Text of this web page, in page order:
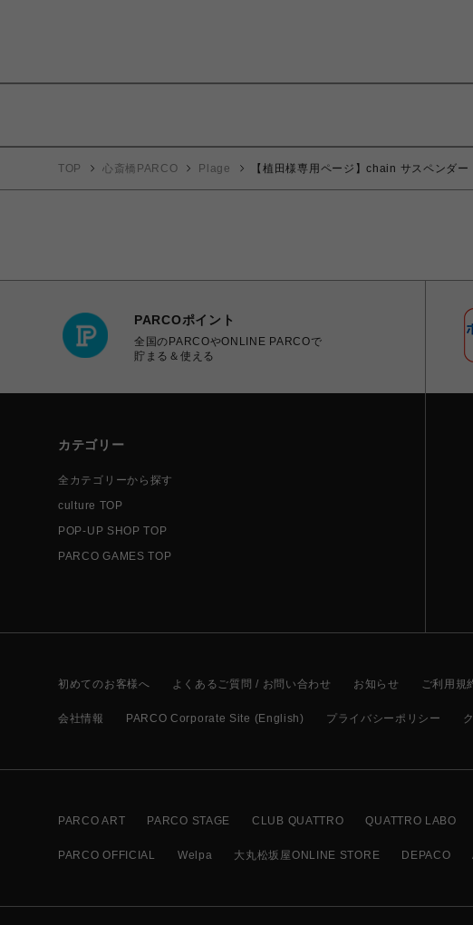
TOP 心斎橋PARCO Plage 【植田様専用ページ】chain サスペンダー
PARCOポイント
全国のPARCOやONLINE PARCOで
貯まる＆使える
カテゴリー
全カテゴリーから探す
culture TOP
POP-UP SHOP TOP
PARCO GAMES TOP
初めてのお客様へ よくあるご質問 / お問い合わせ お知らせ ご利用規
会社情報 PARCO Corporate Site (English) プライバシーポリシー
PARCO ART PARCO STAGE CLUB QUATTRO QUATTRO LABO
PARCO OFFICIAL Welpa 大丸松坂屋ONLINE STORE DEPACO